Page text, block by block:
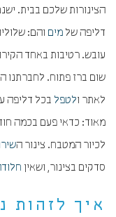
הצינורות שלכם בבית.
דליפה של מים והם:
עובש. רטיבות באחד
שום ברז פתוח. לחברתנו ה
לאתר ולטפל בכל דליפה
מאוד: כדאי פעם בכמה
לכיור המטבח. צינור ה
סדקים בצינור, ושאין
איך לזהות